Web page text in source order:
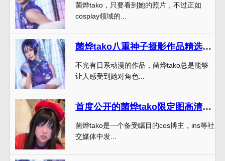
菌烨tako，只要看到她的照片，不过正如
cosplay领域的...
菌烨tako八重神子摄影作品精选：她身处一片锦绣，一颗心沉淀在宁静的湖水。
不光有日系动漫的作品，菌烨tako总是能够
让人感受到她对角色...
首度公开的菌烨tako限定图高清图包分享
菌烨tako是一个备受瞩目的cos博主，ins等社
交媒体中发...